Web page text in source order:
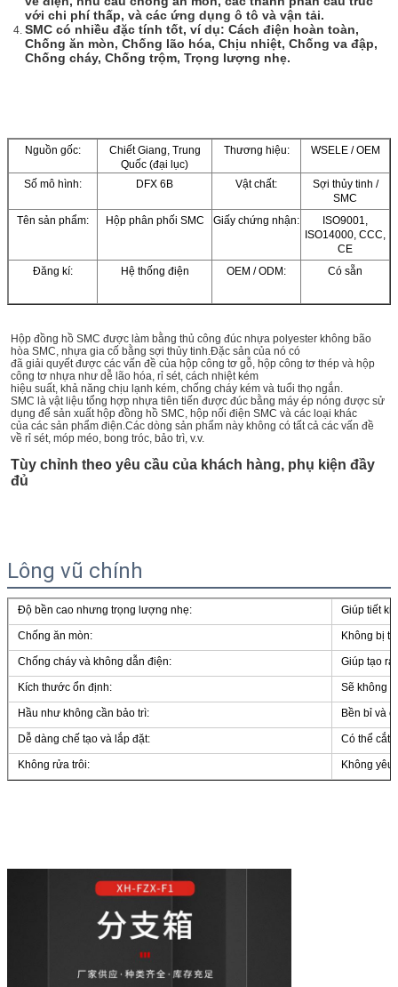
với chi phí thấp, và các ứng dụng ô tô và vận tải.
SMC có nhiều đặc tính tốt, ví dụ: Cách điện hoàn toàn,
Chống ăn mòn, Chống lão hóa, Chịu nhiệt, Chống va đập,
Chống cháy, Chống trộm, Trọng lượng nhẹ.
Nguồn gốc:
Chiết Giang, Trung
Quốc (đại lục)
Thương hiệu: WSELE / OEM
Số mô hình: DFX 6B Vật chất:
Sợi thủy tinh /
SMC
Tên sản phẩm:
Hộp phân phối SMC Giấy chứng nhận:
ISO9001,
ISO14000, CCC,
CE
Đăng kí:
Hệ thống điện OEM / ODM: Có sẵn
Hộp đồng hồ SMC được làm bằng thủ công đúc nhựa polyester không bão
hòa SMC, nhựa gia cố bằng sợi thủy tinh.Đặc sản của nó có
đã giải quyết được các vấn đề của hộp công tơ gỗ, hộp công tơ thép và hộp
công tơ nhựa như dễ lão hóa, rỉ sét, cách nhiệt kém
hiệu suất, khả năng chịu lạnh kém, chống cháy kém và tuổi thọ ngắn.
SMC là vật liệu tổng hợp nhựa tiên tiến được đúc bằng máy ép nóng được sử
dụng để sản xuất hộp đồng hồ SMC, hộp nối điện SMC và các loại khác
của các sản phẩm điện.Các dòng sản phẩm này không có tất cả các vấn đề
về rỉ sét, móp méo, bong tróc, bảo trì, v.v.
Tùy chỉnh theo yêu cầu của khách hàng, phụ kiện đầy
đủ
Lông vũ chính
Độ bền cao nhưng trọng lượng nhẹ: Giúp tiết
Chống ăn mòn: Không bị
Chống cháy và không dẫn điện: Giúp tạo
Kích thước ổn định: Sẽ không
Hầu như không cần bảo trì: Bền bỉ và
Dễ dàng chế tạo và lắp đặt: Có thể cắt,
Không rửa trôi: Không yêu